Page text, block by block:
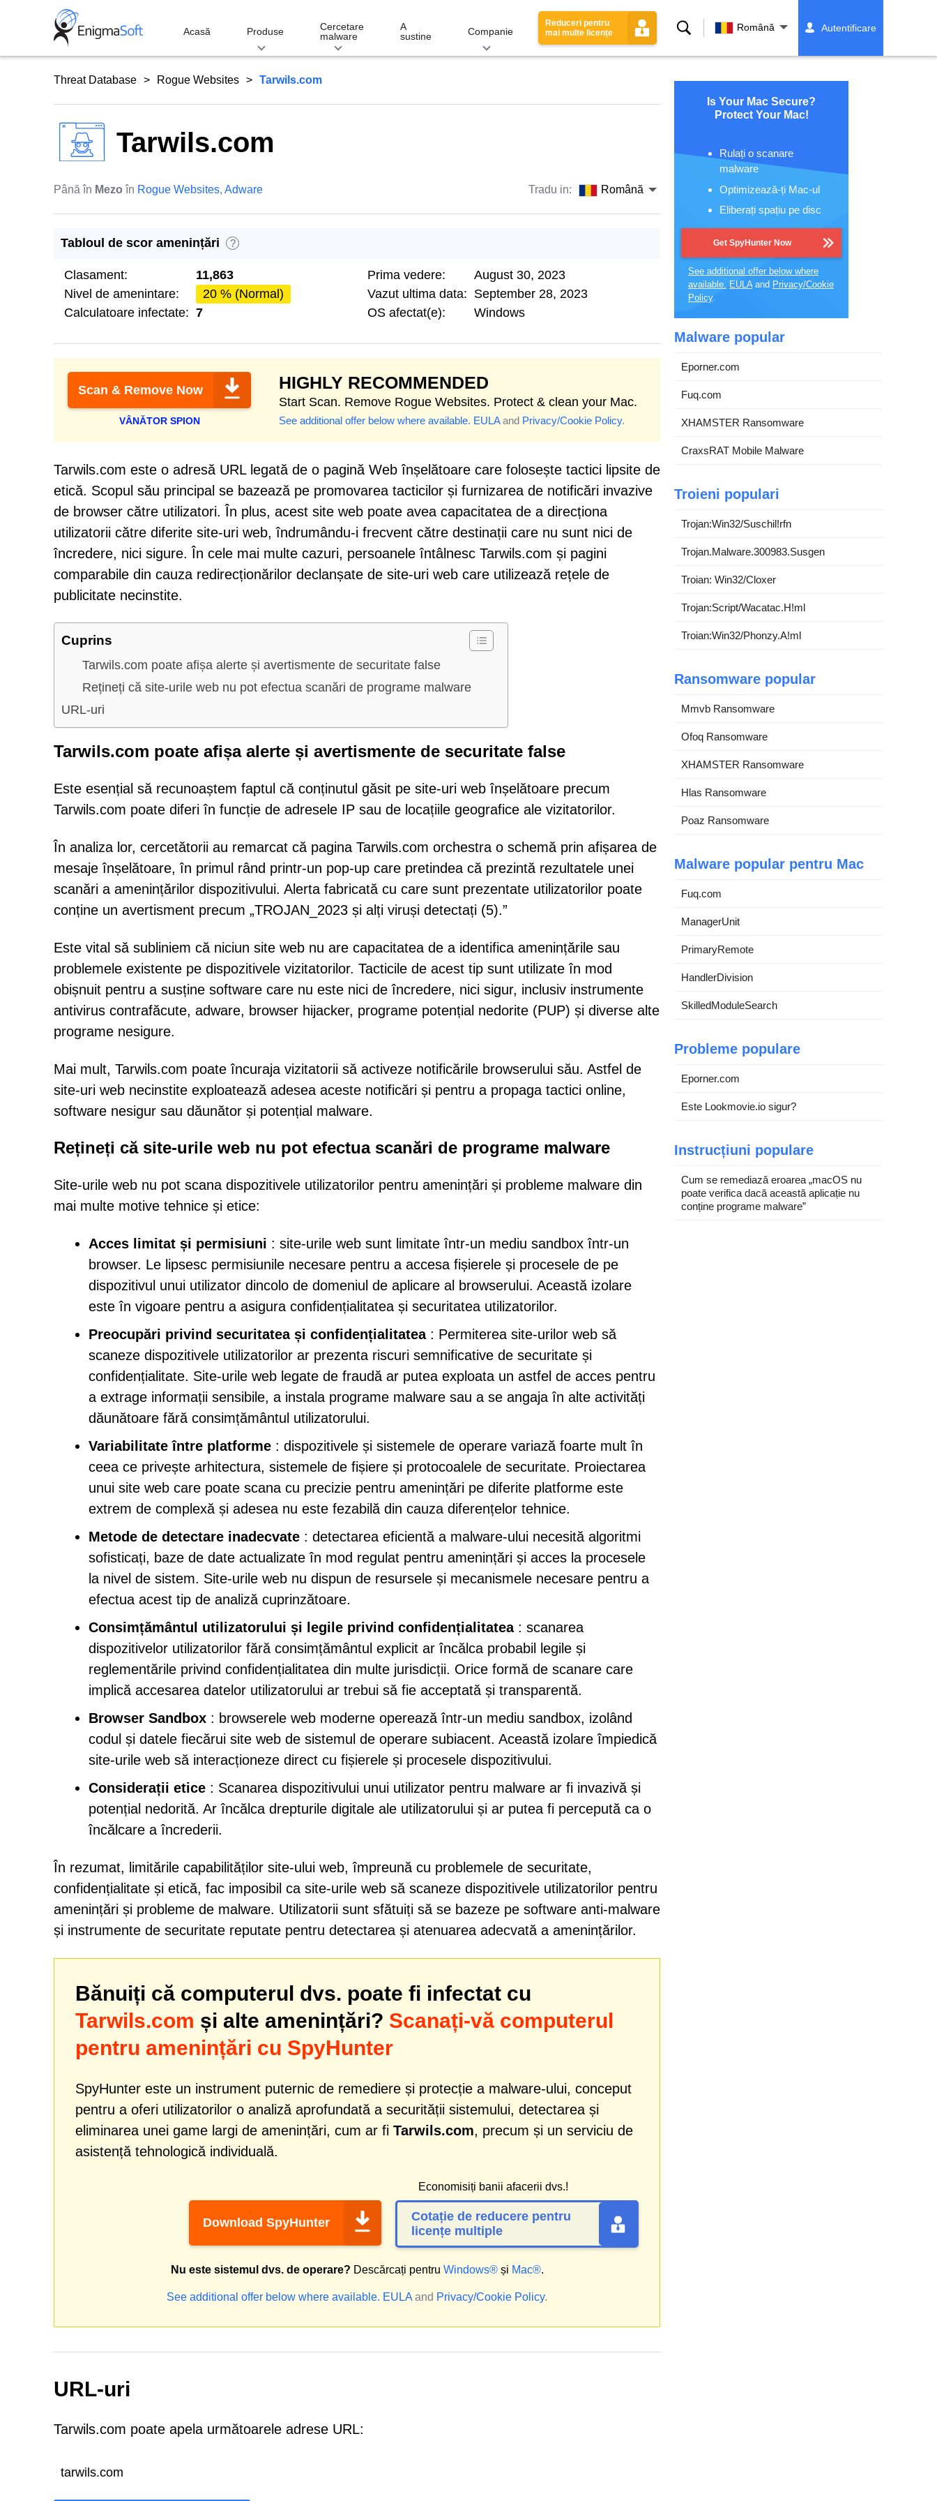
Acasă Produse
Cercetare
malware
A
sustine
Companie
Reduceri pentru
mai multe licențe
Căutare Română Autentificare
Threat Database Rogue Websites Tarwils.com
Tarwils.com
Până în Mezo în Rogue Websites, Adware Tradu in: Română
Tabloul de scor amenințări ?
Clasament:
11,863
Nivel de amenintare:
20 % (Normal)
Calculatoare infectate: 7
Prima vedere:
August 30, 2023
Vazut ultima data: September 28, 2023
OS afectat(e):
Windows
Scan & Remove Now
VÂNĂTOR SPION
HIGHLY RECOMMENDED
Start Scan. Remove Rogue Websites. Protect & clean your Mac.
See additional offer below where available. EULAand Privacy/Cookie Policy.
Tarwils.com este o adresă URL legată de o pagină Web înșelătoare care folosește tactici lipsite de
etică. Scopul său principal se bazează pe promovarea tacticilor și furnizarea de notificări invazive
de browser către utilizatori. În plus, acest site web poate avea capacitatea de a direcționa
utilizatorii către diferite site-uri web, îndrumându-i frecvent către destinații care nu sunt nici de
încredere, nici sigure. În cele mai multe cazuri, persoanele întâlnesc Tarwils.com și pagini
comparabile din cauza redirecționărilor declanșate de site-uri web care utilizează rețele de
publicitate necinstite.
Cuprins
Tarwils.com poate afișa alerte și avertismente de securitate false
Rețineți că site-urile web nu pot efectua scanări de programe malware
URL-uri
Tarwils.com poate afișa alerte și avertismente de securitate false
Este esențial să recunoaștem faptul că conținutul găsit pe site-uri web înșelătoare precum
Tarwils.com poate diferi în funcție de adresele IP sau de locațiile geografice ale vizitatorilor.
În analiza lor, cercetătorii au remarcat că pagina Tarwils.com orchestra o schemă prin afișarea de
mesaje înșelătoare, în primul rând printr-un pop-up care pretindea că prezintă rezultatele unei
scanări a amenințărilor dispozitivului. Alerta fabricată cu care sunt prezentate utilizatorilor poate
conține un avertisment precum „TROJAN_2023 și alți viruși detectați (5).”
Este vital să subliniem că niciun site web nu are capacitatea de a identifica amenințările sau
problemele existente pe dispozitivele vizitatorilor. Tacticile de acest tip sunt utilizate în mod
obișnuit pentru a susține software care nu este nici de încredere, nici sigur, inclusiv instrumente
antivirus contrafăcute, adware, browser hijacker, programe potențial nedorite (PUP) și diverse alte
programe nesigure.
Mai mult, Tarwils.com poate încuraja vizitatorii să activeze notificările browserului său. Astfel de
site-uri web necinstite exploatează adesea aceste notificări și pentru a propaga tactici online,
software nesigur sau dăunător și potențial malware.
Rețineți că site-urile web nu pot efectua scanări de programe malware
Site-urile web nu pot scana dispozitivele utilizatorilor pentru amenințări și probleme malware din
mai multe motive tehnice și etice:
Acces limitat și permisiuni : site-urile web sunt limitate într-un mediu sandbox într-un
browser. Le lipsesc permisiunile necesare pentru a accesa fișierele și procesele de pe
dispozitivul unui utilizator dincolo de domeniul de aplicare al browserului. Această izolare
este în vigoare pentru a asigura confidențialitatea și securitatea utilizatorilor.
Preocupări privind securitatea și confidențialitatea: Permiterea site-urilor web să
scaneze dispozitivele utilizatorilor ar prezenta riscuri semnificative de securitate și
confidențialitate. Site-urile web legate de fraudă ar putea exploata un astfel de acces pentru
a extrage informații sensibile, a instala programe malware sau a se angaja în alte activități
dăunătoare fără consimțământul utilizatorului.
Variabilitate între platforme : dispozitivele și sistemele de operare variază foarte mult în
ceea ce privește arhitectura, sistemele de fișiere și protocoalele de securitate. Proiectarea
unui site web care poate scana cu precizie pentru amenințări pe diferite platforme este
extrem de complexă și adesea nu este fezabilă din cauza diferențelor tehnice.
Metode de detectare inadecvate : detectarea eficientă a malware-ului necesită algoritmi
sofisticați, baze de date actualizate în mod regulat pentru amenințări și acces la procesele
la nivel de sistem. Site-urile web nu dispun de resursele și mecanismele necesare pentru a
efectua acest tip de analiză cuprinzătoare.
Consimțământul utilizatorului și legile privind confidențialitatea: scanarea
dispozitivelor utilizatorilor fără consimțământul explicit ar încălca probabil legile și
reglementările privind confidențialitatea din multe jurisdicții. Orice formă de scanare care
implică accesarea datelor utilizatorului ar trebui să fie acceptată și transparentă.
Browser Sandbox : browserele web moderne operează într-un mediu sandbox, izolând
codul și datele fiecărui site web de sistemul de operare subiacent. Această izolare împiedică
site-urile web să interacționeze direct cu fișierele și procesele dispozitivului.
Considerații etice : Scanarea dispozitivului unui utilizator pentru malware ar fi invazivă și
potențial nedorită. Ar încălca drepturile digitale ale utilizatorului și ar putea fi percepută ca o
încălcare a încrederii.
În rezumat, limitările capabilităților site-ului web, împreună cu problemele de securitate,
confidențialitate și etică, fac imposibil ca site-urile web să scaneze dispozitivele utilizatorilor pentru
amenințări și probleme de malware. Utilizatorii sunt sfătuiți să se bazeze pe software anti-malware
și instrumente de securitate reputate pentru detectarea și atenuarea adecvată a amenințărilor.
Bănuiți că computerul dvs. poate fi infectat cu
Tarwils.com și alte amenințări? Scanați-vă computerul
pentru amenințări cu SpyHunter
SpyHunter este un instrument puternic de remediere și protecție a malware-ului, conceput
pentru a oferi utilizatorilor o analiză aprofundată a securității sistemului, detectarea și
eliminarea unei game largi de amenințări, cum ar fi Tarwils.com, precum și un serviciu de
asistență tehnologică individuală.
Download SpyHunter
Economisiți banii afacerii dvs.!
Cotație de reducere pentru
licențe multiple
Nu este sistemul dvs. de operare? Descărcați pentru Windows®și Mac®.
See additional offer below where available. EULA and Privacy/Cookie Policy.
URL-uri
Tarwils.com poate apela următoarele adrese URL:
tarwils.com
Is Your Mac Secure?
Protect Your Mac!
Rulați o scanare
malware
Optimizează-ți Mac-ul
Eliberați spațiu pe disc
Get SpyHunter Now
See additional offer below where
available. EULAand Privacy/Cookie
Policy.
Malware popular
Eporner.com
Fuq.com
XHAMSTER Ransomware
CraxsRAT Mobile Malware
Troieni populari
Trojan:Win32/Suschil!rfn
Trojan.Malware.300983.Susgen
Troian: Win32/Cloxer
Trojan:Script/Wacatac.H!ml
Troian:Win32/Phonzy.A!ml
Ransomware popular
Mmvb Ransomware
Ofoq Ransomware
XHAMSTER Ransomware
Hlas Ransomware
Poaz Ransomware
Malware popular pentru Mac
Fuq.com
ManagerUnit
PrimaryRemote
HandlerDivision
SkilledModuleSearch
Probleme populare
Eporner.com
Este Lookmovie.io sigur?
Instrucțiuni populare
Cum se remediază eroarea „macOS nu
poate verifica dacă această aplicație nu
conține programe malware”